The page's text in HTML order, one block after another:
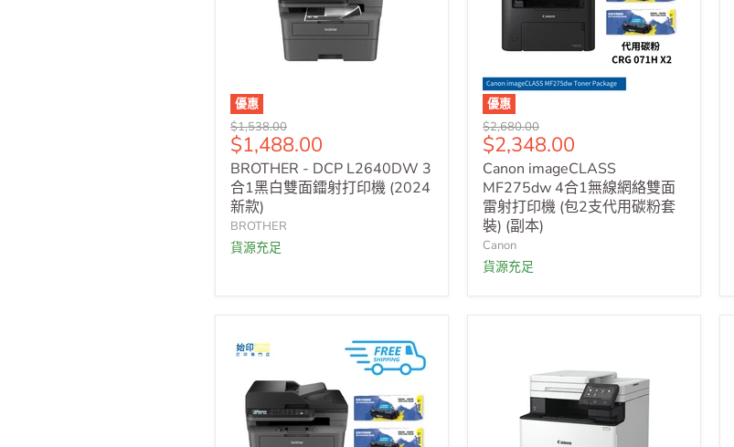
優惠
原
價
$1,538.00
售
價
$1,488.00
BROTHER - DCP L2640DW 3
合1黑白雙面鐳射打印機 (2024
新款)
BROTHER
貨源充足
優惠
原
價
$2,680.00
售
價
$2,348.00
Canon imageCLASS
MF275dw 4合1無線網絡雙面
雷射打印機 (包2支代用碳粉套
裝) (副本)
Canon
貨源充足